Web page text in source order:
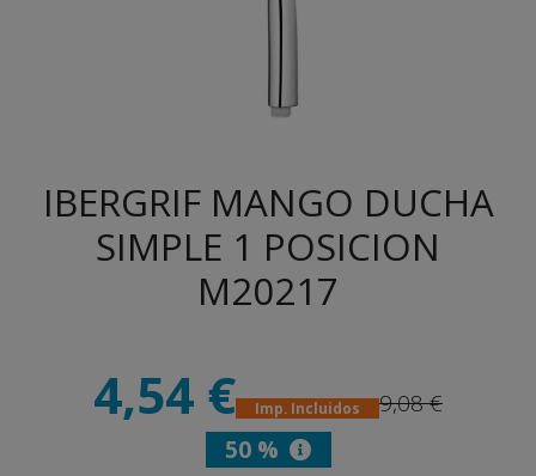
IBERGRIF MANGO DUCHA
SIMPLE 1 POSICION
M20217
4,54 € Imp. Incluidos
9,08 €
50 %